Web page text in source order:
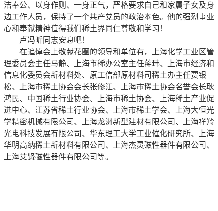
洁奉公、以身作则、一身正气，严格要求自己和家属子女及身
边工作人员，保持了一个共产党员的政治本色。他的强烈事业
心和奉献精神值得我们稀土界同仁尊敬和学习！
卢冯昕同志安息吧！
在追悼会上敬献花圈的领导和单位有，上海化学工业区管
理委员会主任马静、上海市稀办公室主任蒋玮、上海市经济和
信息化委员会新材料处、原工信部原材料司稀土办主任贾银
松、上海市稀土协会会长张修江、上海市稀土协会名誉会长耿
鸿民、中国稀土行业协会、上海市稀土协会、上海稀土产业促
进中心、江苏省稀土行业协会、上海市稀土学会、上海大恒光
学精密机械有限公司、上海龙洲新型建材有限公司、上海祥羚
光电科技发展有限公司、华东理工大学工业催化研究所、上海
华明高纳稀土新材料有限公司、上海杰灵磁性器件有限公司、
上海艾贤磁性器件有限公司等。